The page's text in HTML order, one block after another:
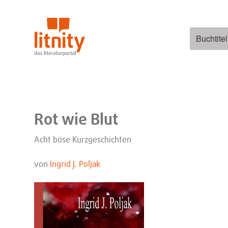
Suchen
Rot wie Blut
Acht böse Kurzgeschichten
von Ingrid J. Poljak